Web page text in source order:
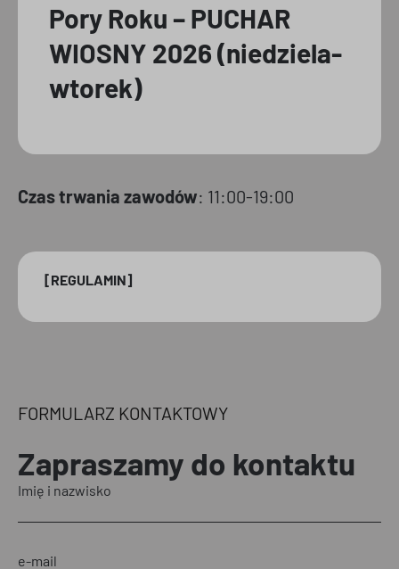
Pory Roku – PUCHAR
WIOSNY 2026 (niedziela-
wtorek)
Czas trwania zawodów: 11:00-19:00
[REGULAMIN]
FORMULARZ KONTAKTOWY
Zapraszamy do kontaktu